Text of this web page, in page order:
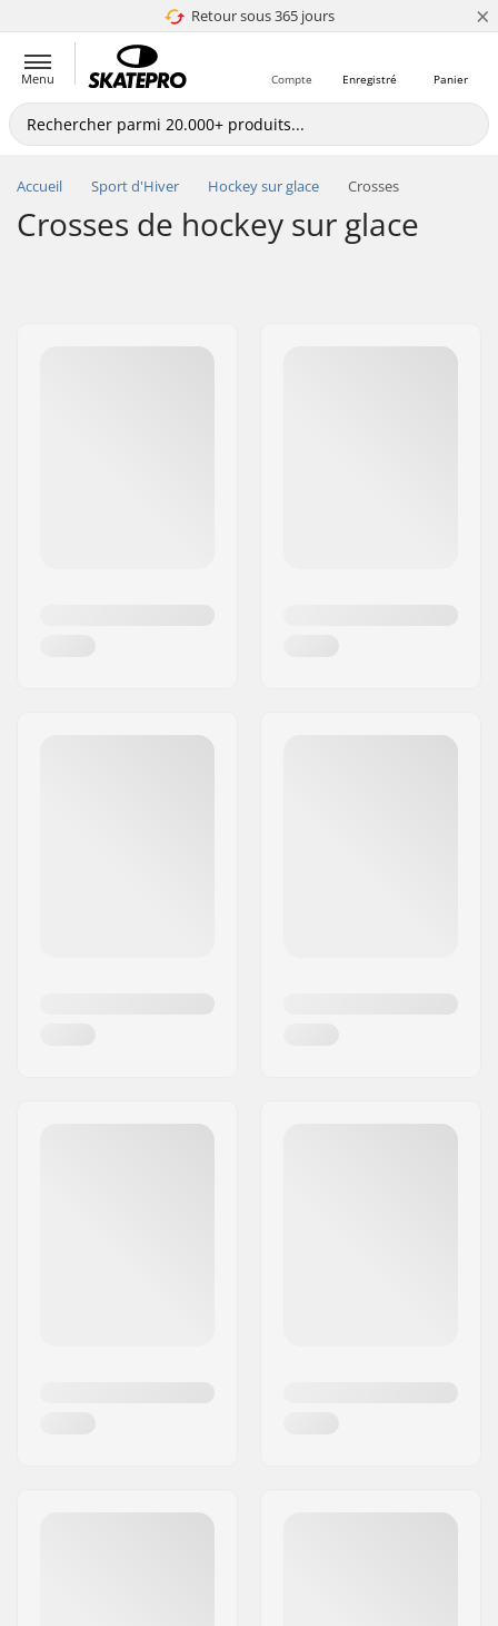
Retour sous 365 jours
4.8 de 5 ×
Menu Panier
Enregistré
Compte
Accueil Sport d'Hiver Hockey sur glace Crosses
Crosses de hockey sur glace